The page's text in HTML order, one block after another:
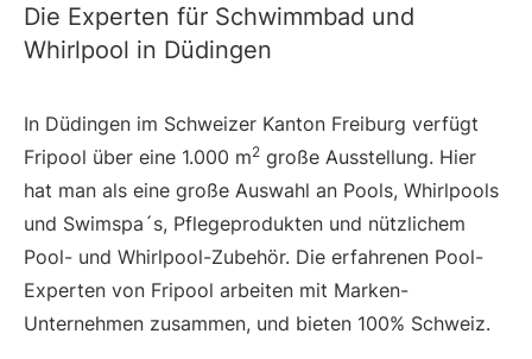
Die Experten für Schwimmbad und
Whirlpool in Düdingen
In Düdingen im Schweizer Kanton Freiburg verfügt
Fripool über eine 1.000 m2 große Ausstellung. Hier
hat man als eine große Auswahl an Pools, Whirlpools
und Swimspa´s, Pflegeprodukten und nützlichem
Pool- und Whirlpool-Zubehör. Die erfahrenen Pool-
Experten von Fripool arbeiten mit Marken-
Unternehmen zusammen, und bieten 100% Schweiz.